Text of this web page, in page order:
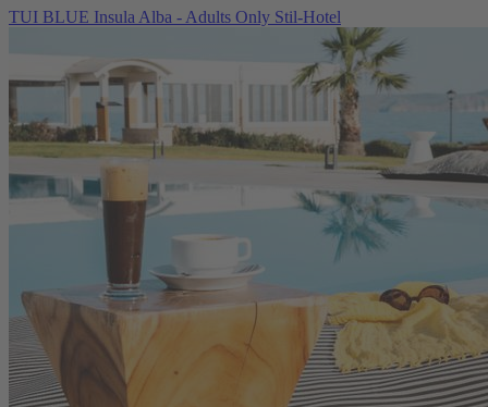
TUI BLUE Insula Alba - Adults Only Stil-Hotel